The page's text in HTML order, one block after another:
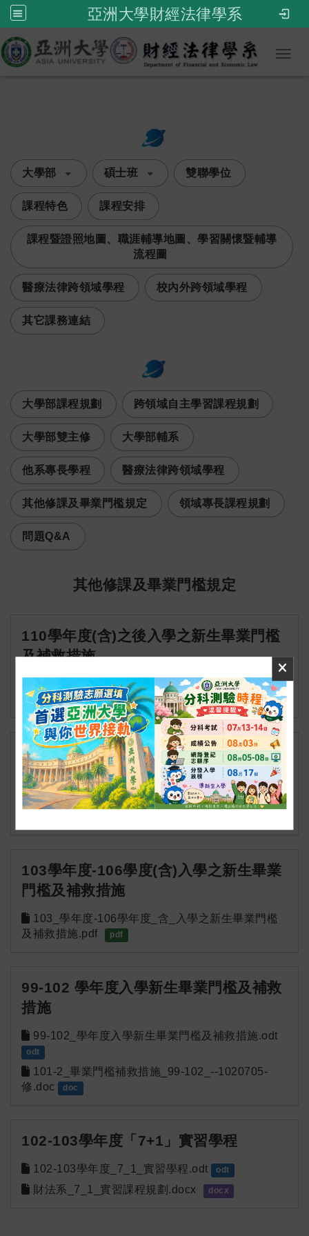
亞洲大學財經法律學系
次選單
大學部 碩士班 雙聯學位
課程特色 課程安排
課程暨證照地圖、職涯輔導地圖、學習關懷暨輔導
流程圖
醫療法律跨領域學程 校內外跨領域學程
其它課務連結
次選單
大學部課程規劃 跨領域自主學習課程規劃
大學部雙主修 大學部輔系
他系專長學程 醫療法律跨領域學程
其他修課及畢業門檻規定 領域專長課程規劃
問題Q&A
其他修課及畢業門檻規定
110學年度(含)之後入學之新生畢業門檻
及補救措施
110學年度入學_含_後之新生畢業門檻及補救措
施.pdf
pdf
107學年度(含)之後入學之新生畢業門檻
及補救措施
107_學年度入學_含_之後之新生畢業門檻及補救
103學年度-106學度(含)入學之新生畢業
門檻及補救措施
103_學年度-106學年度_含_入學之新生畢業門檻
及補救措施.pdf
pdf
99-102 學年度入學新生畢業門檻及補救
措施
99-102_學年度入學新生畢業門檻及補救措施.odt
odt
101-2_畢業門檻補救措施_99-102_--1020705-
修.doc
doc
102-103學年度「7+1」實習學程
102-103學年度_7_1_實習學程.odt odt
財法系_7_1_實習課程規劃.docx docx